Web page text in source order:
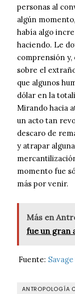
personas al
algún
había algo
haciendo. Le
comprensión
sobre el
que algunos
dólar en la
Mirando hacia
un acto tan
descaro de
y atrapar
momento fue
más por venir.
Más en
fue un gran
Fuente:
ANTROPOLOGÍA